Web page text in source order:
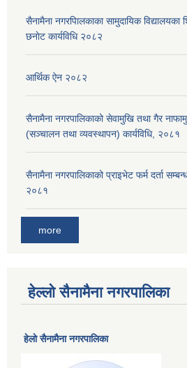
सैनामैना नगरपािलकाका सामुदायिक विद्यालयका
छनाेट कार्यविधि २०८२
आर्थिक ऐन २०८२
सैनामैना नगरपालिकाको सेवामुखि तथा गैर
(सञ्चालन तथा व्यवस्थापन) कार्यविधि, २०८१
सैनामैना नगरपालिकाको प्राइभेट फर्म दर्ता
२०८१
more
हेल्लो सैनामैना नगरपालिका
हेलाे सैनामैना नगरपालिका